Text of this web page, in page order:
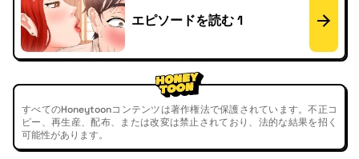
エピソードを読む 1
すべてのHoneytoonコンテンツは著作権法で保護されています。不正コ
ピー、再生産、配布、または改変は禁止されており、法的な結果を招く
可能性があります。